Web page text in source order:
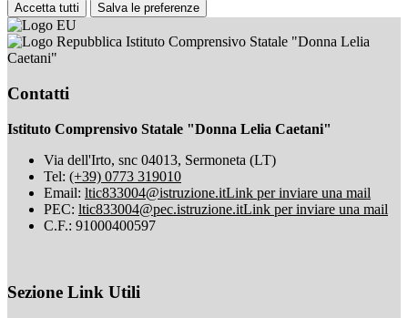
Accetta tutti Salva le preferenze
Istituto Comprensivo Statale "Donna Lelia
Caetani"
Contatti
Istituto Comprensivo Statale "Donna Lelia Caetani"
Via dell'Irto, snc 04013, Sermoneta (LT)
Tel: (+39) 0773 319010
Email: ltic833004@istruzione.itLink per inviare una mail
PEC: ltic833004@pec.istruzione.itLink per inviare una mail
C.F.: 91000400597
Sezione Link Utili